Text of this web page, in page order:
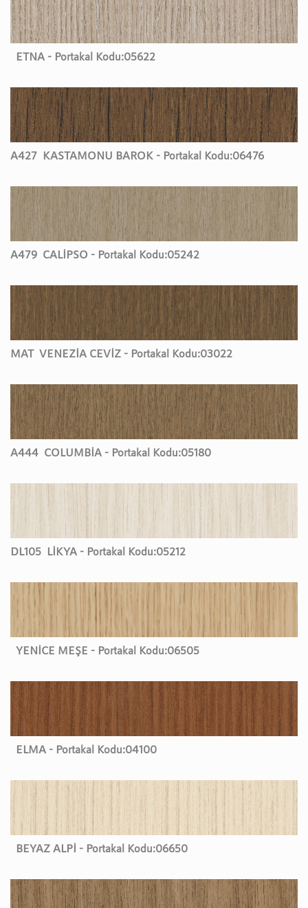
ETNA - Portakal Kodu:05622
A427 KASTAMONU BAROK - Portakal Kodu:06476
A479 CALİPSO - Portakal Kodu:05242
MATVENEZİA CEVİZ - Portakal Kodu:03022
A444 COLUMBİA - Portakal Kodu:05180
DL105 LİKYA - Portakal Kodu:05212
YENİCE MEŞE - Portakal Kodu:06505
ELMA - Portakal Kodu:04100
BEYAZ ALPİ - Portakal Kodu:06650